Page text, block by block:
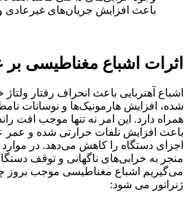
باعث افزایش جریان‌های غیرعادی
اثرات اشباع مغناطیسی بر
اشباع آهنربایی باعث انحراف رفتار
شده، افزایش هارمونیک‌ها و نوسانات
همراه دارد. این امر نه تنها موجب افت
باعث افزایش تلفات حرارتی شده و عمر
اجزای دستگاه را کاهش می‌دهد. در موارد
منجر به خرابی‌های ناگهانی و توقف
می‌گیریم اشباع مغناطیسی موجب بروز
ژنراتور می شود: